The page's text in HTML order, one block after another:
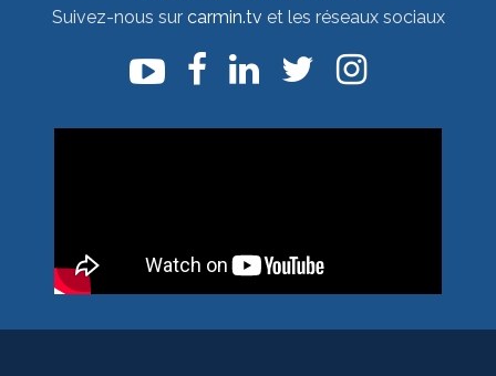
Suivez-nous sur carmin.tv et les réseaux sociaux